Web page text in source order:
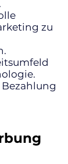
zu
Bezahlung